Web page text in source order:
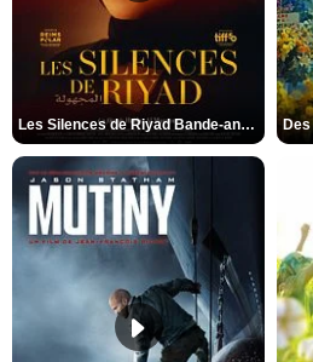
Les Silences de Riyad Bande-annonce VO STFR